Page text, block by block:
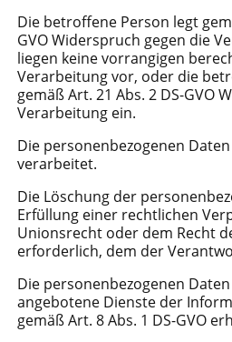
Die betroffene Person legt
GVO Widerspruch gegen die
liegen keine vorrangigen
Verarbeitung vor, oder die
gemäß Art. 21 Abs. 2 DS-GVO
Verarbeitung ein.
Die personenbezogenen
verarbeitet.
Die Löschung der
Erfüllung einer rechtlichen
Unionsrecht oder dem Recht
erforderlich, dem der
Die personenbezogenen
angebotene Dienste der
gemäß Art. 8 Abs. 1 DS-GVO